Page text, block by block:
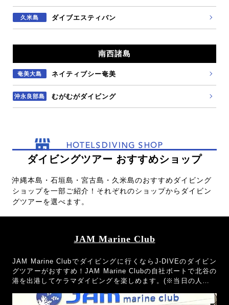
久米島 ダイブエスティバン
南西諸島
奄美大島 ネイティブシー奄美
沖永良部島 むがむがダイビング
HOTELSDIVING SHOP
ダイビングツアー おすすめショップ
沖縄本島・石垣島・宮古島・久米島のおすすめダイビング
ショップを一部ご紹介！それぞれのショップからダイビン
グツアーを選べます。
JAM Marine Club
JAM Marine Clubでダイビングに行くならJ-DIVEのダイビン
グツアーがおすすめ！JAM Marine Clubの自社ボートで北谷の
港を出港してケラマダイビングを楽しめます。(※当日の人数の
料なので、器材が揃っていないビギナーやブランクダイバーに